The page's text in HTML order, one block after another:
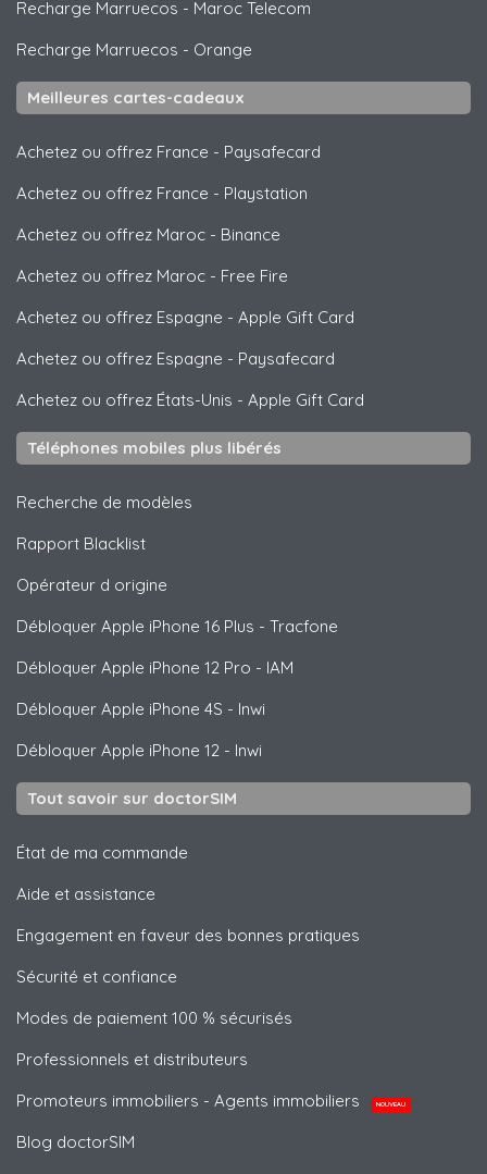
Recharge Marruecos - Maroc Telecom
Recharge Marruecos - Orange
Meilleures cartes-cadeaux
Achetez ou offrez France - Paysafecard
Achetez ou offrez France - Playstation
Achetez ou offrez Maroc - Binance
Achetez ou offrez Maroc - Free Fire
Achetez ou offrez Espagne - Apple Gift Card
Achetez ou offrez Espagne - Paysafecard
Achetez ou offrez États-Unis - Apple Gift Card
Téléphones mobiles plus libérés
Recherche de modèles
Rapport Blacklist
Opérateur d origine
Débloquer Apple iPhone 16 Plus - Tracfone
Débloquer Apple iPhone 12 Pro - IAM
Débloquer Apple iPhone 4S - Inwi
Débloquer Apple iPhone 12 - Inwi
Tout savoir sur doctorSIM
État de ma commande
Aide et assistance
Engagement en faveur des bonnes pratiques
Sécurité et confiance
Modes de paiement 100 % sécurisés
Professionnels et distributeurs
Promoteurs immobiliers - Agents immobiliers
NOUVEAU
Blog doctorSIM